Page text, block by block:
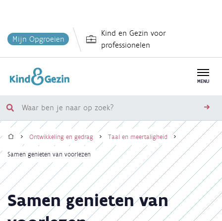
en
inhoud
Mijn Opgroeien
Kind en Gezin voor
professionelen
MENU
Waar
ben
je
op
zoek?
Kruimelpad
HomeOntwikkeling en gedrag Taal en meertaligheid
Samen genieten van voorlezen
Samen genieten van